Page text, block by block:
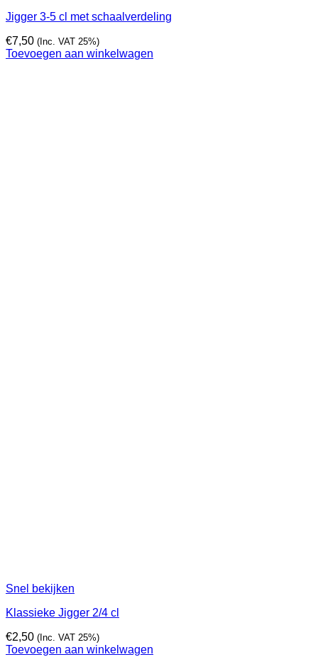
Jigger 3-5 cl met schaalverdeling
€7,50 (Inc. VAT 25%)
Toevoegen aan winkelwagen
Snel bekijken
Klassieke Jigger 2/4 cl
€2,50 (Inc. VAT 25%)
Toevoegen aan winkelwagen